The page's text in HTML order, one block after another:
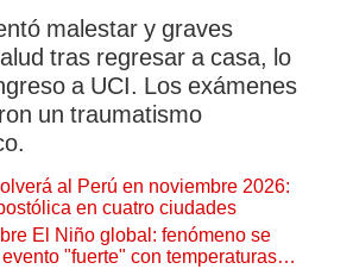
malestar y graves
tras regresar a casa, lo
a UCI. Los exámenes
un traumatismo
al Perú en noviembre 2026:
en cuatro ciudades
El Niño global: fenómeno se
"fuerte" con temperaturas